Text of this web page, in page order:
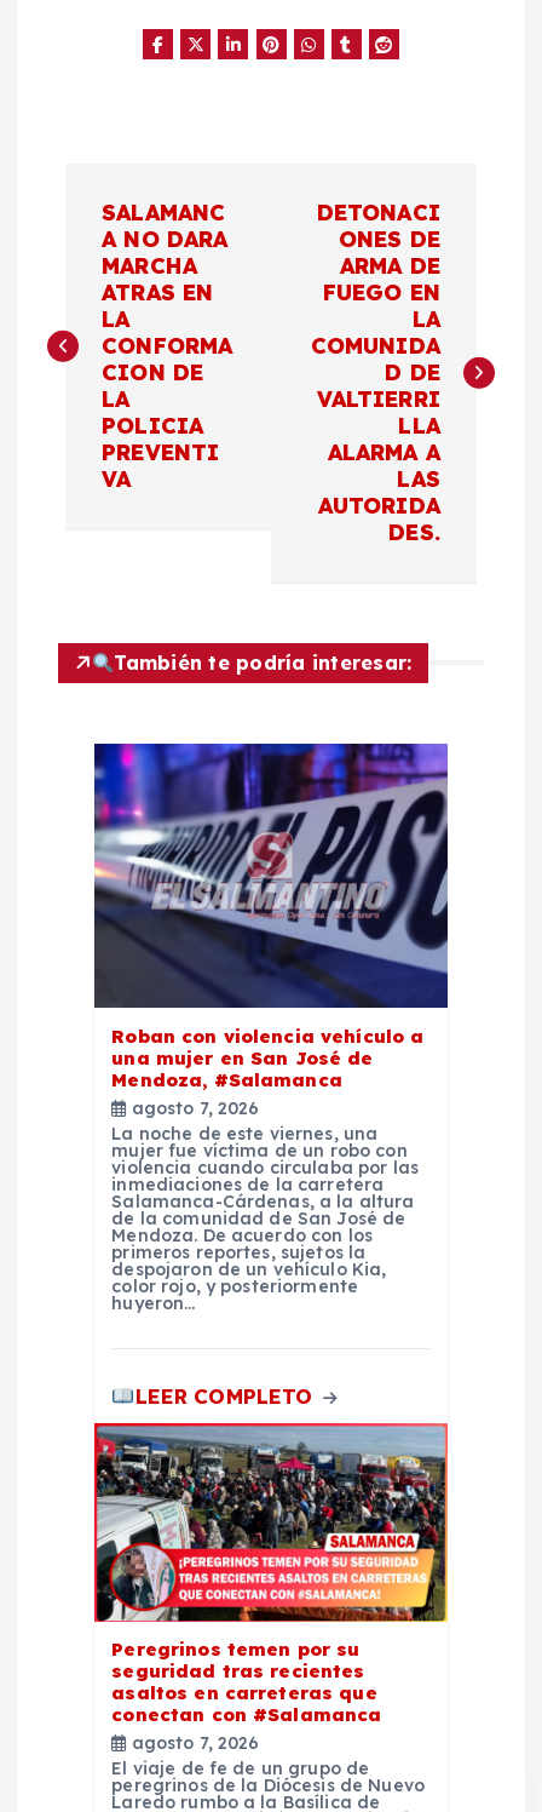
e
SALAMANC
A NO DARA
MARCHA
ATRAS EN
LA
CONFORMA
CION DE
LA
POLICIA
PREVENTI
VA
DETONACI
ONES DE
ARMA DE
FUEGO EN
LA
COMUNIDA
D DE
VALTIERRI
LLA
ALARMA A
LAS
AUTORIDA
DES.
También te podría interesar:
Roban con violencia vehículo a
una mujer en San José de
Mendoza, #Salamanca
agosto 7, 2026
La noche de este viernes, una
mujer fue víctima de un robo con
violencia cuando circulaba por las
inmediaciones de la carretera
Salamanca-Cárdenas, a la altura
de la comunidad de San José de
Mendoza. De acuerdo con los
primeros reportes, sujetos la
despojaron de un vehículo Kia,
color rojo, y posteriormente
huyeron…
LEER COMPLETO
Peregrinos temen por su
seguridad tras recientes
asaltos en carreteras que
conectan con #Salamanca
agosto 7, 2026
El viaje de fe de un grupo de
peregrinos de la Diócesis de Nuevo
Laredo rumbo a la Basílica de